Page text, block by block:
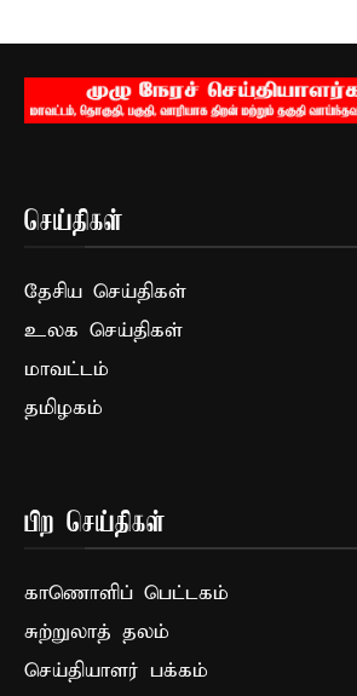
செய்திகள்
தேசிய செய்திகள்
உலக செய்திகள்
மாவட்டம்
தமிழகம்
பிற செய்திகள்
காணொளிப் பெட்டகம்
சுற்றுலாத் தலம்
செய்தியாளர் பக்கம்